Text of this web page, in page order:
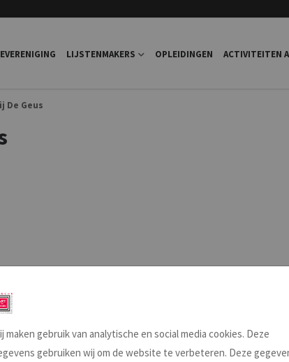
LIJSTENMAKERS OPLEIDINGEN ACTIVITEITEN
De Geus
maken gebruik van analytische en social media cookies. Deze
gebruiken wij om de website te verbeteren. Deze